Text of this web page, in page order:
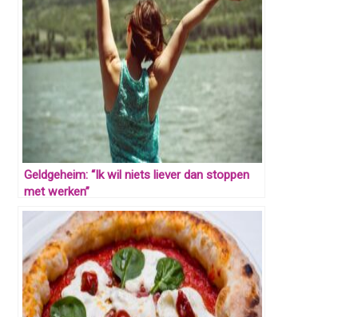
Geldgeheim: “Ik wil niets liever dan stoppen
met werken”